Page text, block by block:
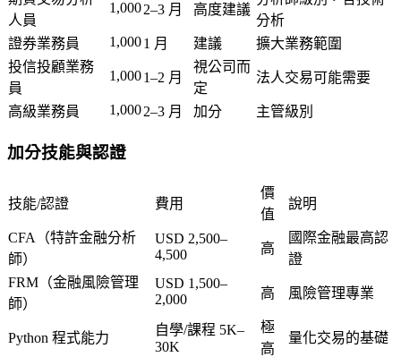
人員
1,0002–3 月 高度建議
分析
證券業務員
1,0001 月 建議
擴大業務範圍
投信投顧業務
員
1,0001–2 月
視公司而
定
法人交易可能需要
高級業務員 1,0002–3 月 加分 主管級別
加分技能與認證
技能/認證 費用
價
值
說明
CFA（特許金融分析
師）
USD 2,500–
4,500
高
國際金融最高認
證
FRM（金融風險管理
師）
USD 1,500–
2,000
高 風險管理專業
Python 程式能力
自學/課程 5K–
30K
極
高
量化交易的基礎